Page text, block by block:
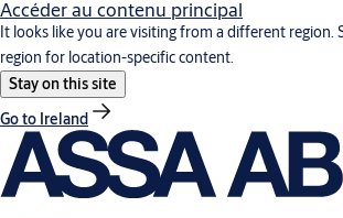
Accéder au contenu principal
It looks like you are visiting from a different region.
region for location-specific content.
Stay on this site
Go to Ireland